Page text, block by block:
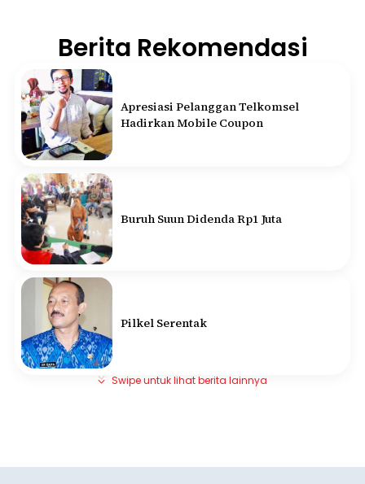
Berita Rekomendasi
Apresiasi Pelanggan Telkomsel
Hadirkan Mobile Coupon
Buruh Suun Didenda Rp1 Juta
Pilkel Serentak
Swipe untuk lihat berita lainnya